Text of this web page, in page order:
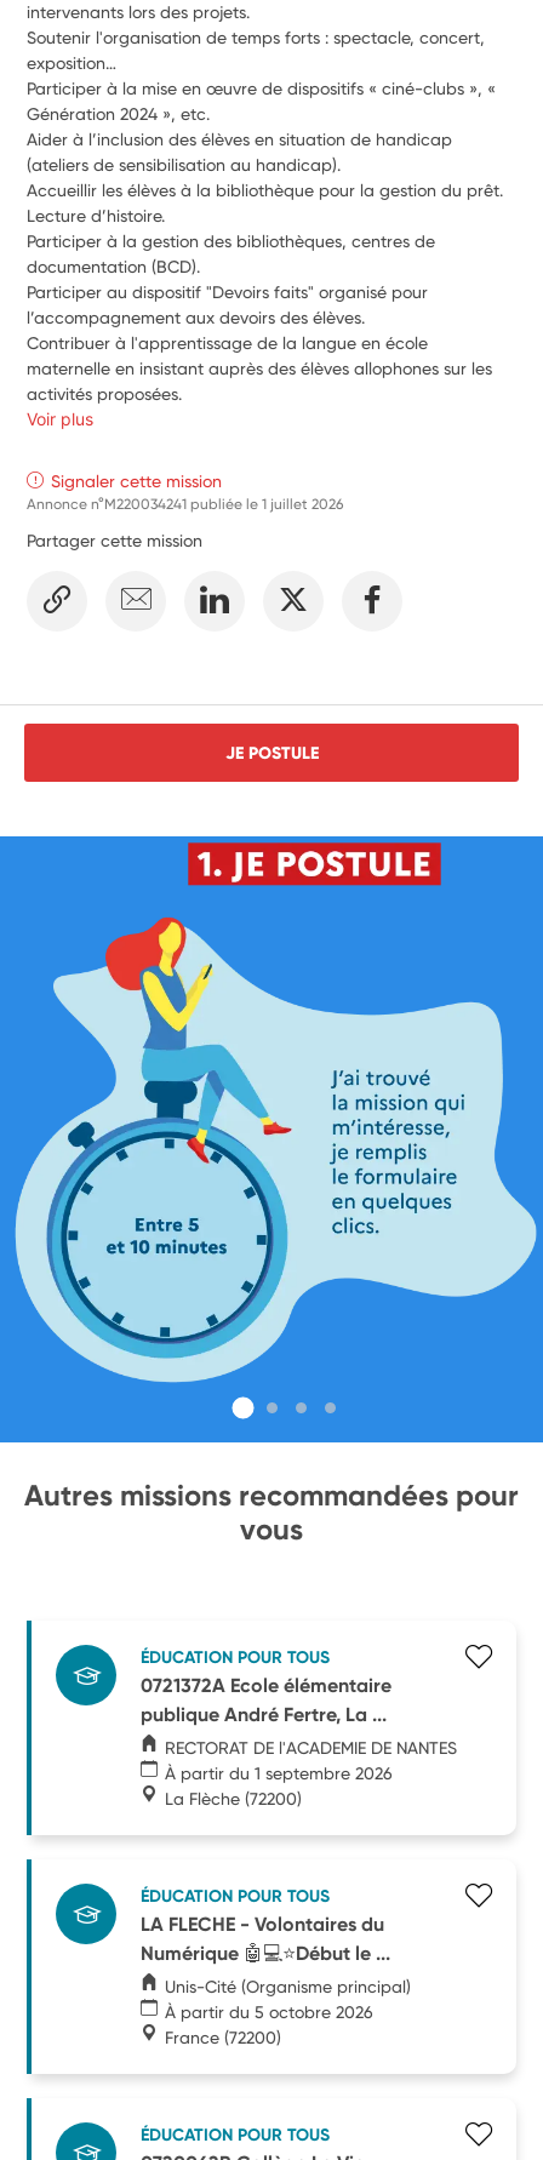
Soutenir l'organisation de temps forts : spectacle, concert,
exposition…
Participer à la mise en œuvre de dispositifs « ciné-clubs », «
Génération 2024 », etc.
Aider à l’inclusion des élèves en situation de handicap
(ateliers de sensibilisation au handicap).
Accueillir les élèves à la bibliothèque pour la gestion du prêt.
Lecture d’histoire.
Participer à la gestion des bibliothèques, centres de
documentation (BCD).
Participer au dispositif "Devoirs faits" organisé pour
l’accompagnement aux devoirs des élèves.
Contribuer à l'apprentissage de la langue en école
maternelle en insistant auprès des élèves allophones sur les
activités proposées.
Voir plus
Signaler cette mission
Annonce n°M220034241 publiée le1 juillet 2026
Partager cette mission
JE POSTULE
Autres missions recommandées pour
vous
ÉDUCATION POUR TOUS
0721372A Ecole élémentaire
publique André Fertre, La ...
RECTORAT DE l'ACADEMIE DE NANTES
À partir du 1 septembre 2026
La Flèche (72200)
ÉDUCATION POUR TOUS
LA FLECHE - Volontaires du
Numérique 🤖💻⭐Début le ...
Unis-Cité (Organisme principal)
À partir du 5 octobre 2026
France (72200)
ÉDUCATION POUR TOUS